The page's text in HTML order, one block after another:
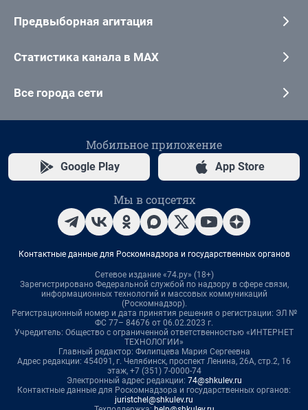
Предвыборная агитация
Статистика канала в MAX
Все города сети
Мобильное приложение
Google Play App Store
Мы в соцсетях
Контактные данные для Роскомнадзора и государственных органов
Сетевое издание «74.ру» (18+)
Зарегистрировано Федеральной службой по надзору в сфере связи,
информационных технологий и массовых коммуникаций
(Роскомнадзор).
Регистрационный номер и дата принятия решения о регистрации: ЭЛ №
ФС 77– 84676 от 06.02.2023 г.
Учредитель: Общество с ограниченной ответственностью «ИНТЕРНЕТ
ТЕХНОЛОГИИ»
Главный редактор: Филипцева Мария Сергеевна
Адрес редакции: 454091, г. Челябинск, проспект Ленина, 26А, стр.2, 16
этаж, +7 (351) 7-0000-74
Электронный адрес редакции: 74@shkulev.ru
Контактные данные для Роскомнадзора и государственных органов:
juristchel@shkulev.ru